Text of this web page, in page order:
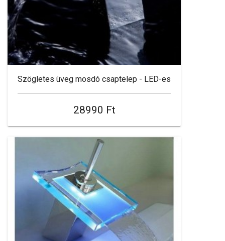
Szögletes üveg mosdó csaptelep - LED-es
28990 Ft